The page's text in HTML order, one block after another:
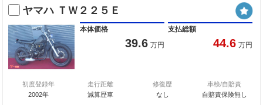
ヤマハ ＴＷ２２５Ｅ
本体価格
39.6 万円
支払総額
44.6 万円
初度登録年
2002年
走行距離
減算歴車
修復歴
なし
車検/自賠責
自賠責保険無し